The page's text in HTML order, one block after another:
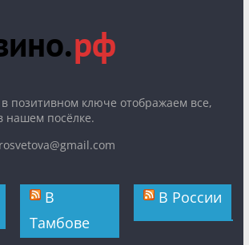
позитивном ключе отображаем все,
нашем посёлке.
В
Тамбове
В России